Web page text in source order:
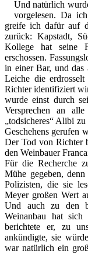
Und natürlich
vorgelesen. Da
greife ich dafür auf
zurück: Kapstadt,
Kollege hat seine
erschossen.
in einer Bar, und
Leiche die
Richter identifiziert
wurde einst durch
Versprechen an
„todsicheres“ Alibi
Geschehens gerufen
Der Tod von Richter
den Weinbauer
Für die Recherche
Mühe gegeben,
Polizisten, die sie
Meyer großen Wert
Und auch zu den
Weinanbau hat
berichtete er, zu
ankündigte, sie
war natürlich ein